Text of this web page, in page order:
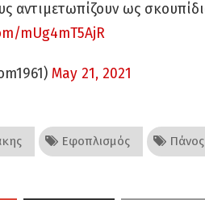
αντιμετωπίζουν ως
mUg4mT5AjR
May 21, 2021
Εφοπλισμός